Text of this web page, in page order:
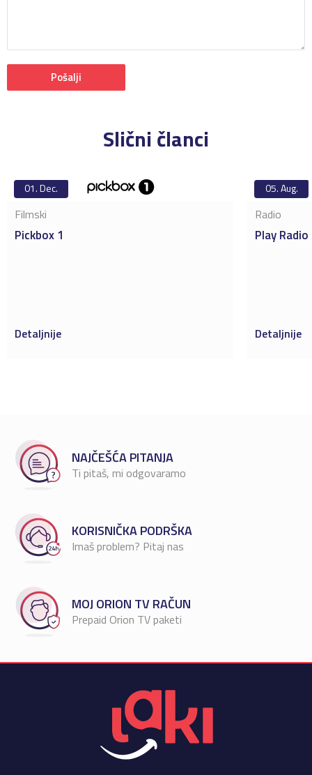
Pošalji
Slični članci
01.Dec.
Filmski
Pickbox 1
Detaljnije
05.Aug.
Radio
Play Radio
Detaljnije
NAJČEŠĆA PITANJA
Ti pitaš, mi odgovaramo
KORISNIČKA PODRŠKA
Imaš problem? Pitaj nas
MOJ ORION TV RAČUN
Prepaid Orion TV paketi